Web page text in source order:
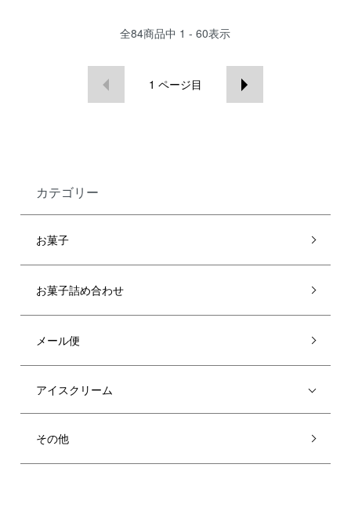
全84商品中 1 - 60表示
1 ページ目
カテゴリー
お菓子
お菓子詰め合わせ
メール便
アイスクリーム
その他